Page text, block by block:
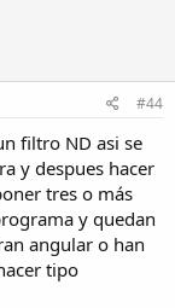
#44
filtro ND asi se
y despues hacer
tres o más
y quedan
angular o han
tipo